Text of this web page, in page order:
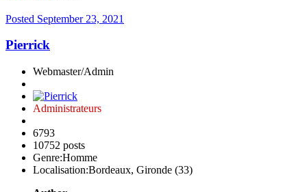
Posted September 23, 2021
Pierrick
Webmaster/Admin
Administrateurs
6793
10752 posts
Genre:Homme
Localisation:Bordeaux, Gironde (33)